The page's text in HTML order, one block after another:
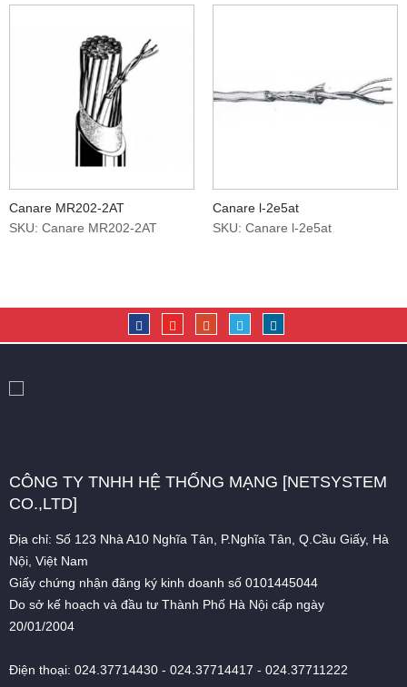
Canare MR202-2AT
SKU: Canare MR202-2AT
Canare l-2e5at
SKU: Canare l-2e5at
CÔNG TY TNHH HỆ THỐNG MẠNG [NETSYSTEM
CO.,LTD]
Địa chỉ: Số 123 Nhà A10 Nghĩa Tân, P.Nghĩa Tân, Q.Cầu Giấy, Hà
Nội, Việt Nam
Giấy chứng nhận đăng ký kinh doanh số 0101445044
Do sở kế hoạch và đầu tư Thành Phố Hà Nội cấp ngày
20/01/2004
Điện thoại: 024.37714430 - 024.37714417 - 024.37711222